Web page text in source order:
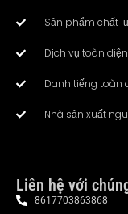
Sản phẩm chất
Dịch vụ toàn diện
Danh tiếng toàn
Nhà sản xuất
Liên hệ với
8617703863868